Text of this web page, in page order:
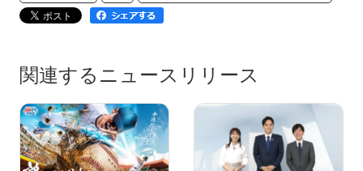
関連するニュースリリース